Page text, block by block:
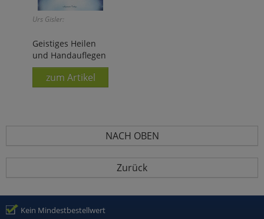
Urs Gisler:
Geistiges Heilen
und Handauflegen
zum Artikel
NACH OBEN
Zurück
Kein Mindestbestellwert